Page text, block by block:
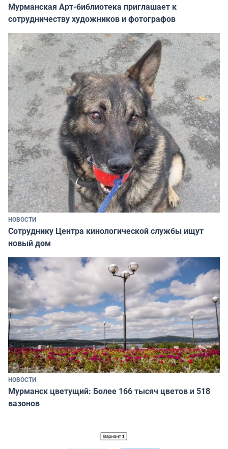
Мурманская Арт-библиотека приглашает к
сотрудничеству художников и фотографов
НОВОСТИ
Сотруднику Центра кинологической службы ищут
новый дом
НОВОСТИ
Мурманск цветущий: Более 166 тысяч цветов и 518
вазонов